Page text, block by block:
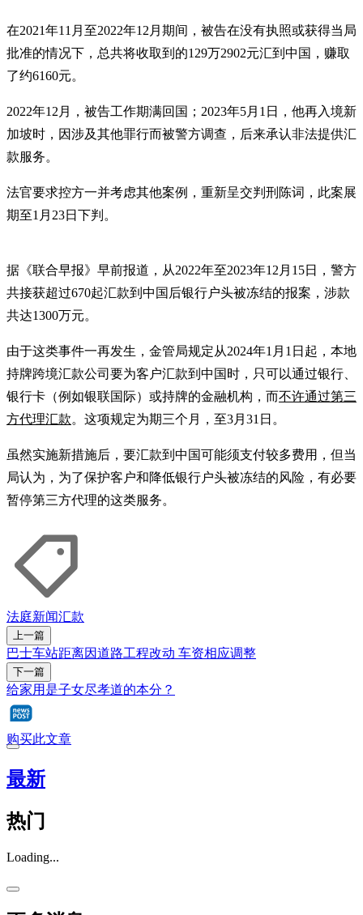
在2021年11月至2022年12月期间，被告在没有执照或获得当局
批准的情况下，总共将收取到的129万2902元汇到中国，赚取
了约6160元。
2022年12月，被告工作期满回国；2023年5月1日，他再入境新
加坡时，因涉及其他罪行而被警方调查，后来承认非法提供汇
款服务。
法官要求控方一并考虑其他案例，重新呈交判刑陈词，此案展
期至1月23日下判。
据《联合早报》早前报道，从2022年至2023年12月15日，警方
共接获超过670起汇款到中国后银行户头被冻结的报案，涉款
共达1300万元。
由于这类事件一再发生，金管局规定从2024年1月1日起，本地
持牌跨境汇款公司要为客户汇款到中国时，只可以通过银行、
银行卡（例如银联国际）或持牌的金融机构，而不许通过第三
方代理汇款。这项规定为期三个月，至3月31日。
虽然实施新措施后，要汇款到中国可能须支付较多费用，但当
局认为，为了保护客户和降低银行户头被冻结的风险，有必要
暂停第三方代理的这类服务。
法庭新闻汇款
上一篇
巴士车站距离因道路工程改动 车资相应调整
下一篇
给家用是子女尽孝道的本分？
购买此文章
最新
热门
Loading...